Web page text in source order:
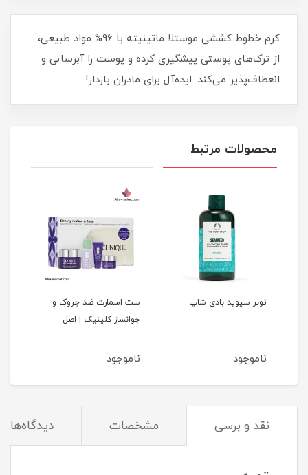
کرم خطوط کششی موستلا ماتینیته با 96% مواد طبیعی،
از ترک‌های پوستی پیشگیری کرده و پوست را آبرسانی و
انعطاف‌پذیر می‌کند. ایده‌آل برای مادران باردار!
محصولات مرتبط
تونر سیوید بادی شاپ
ناموجود
ست اسمارت ضد چروک و
جوانساز کلینیک | اصل
ناموجود
نقد و برسی مشخصات دیدگاه‌ها